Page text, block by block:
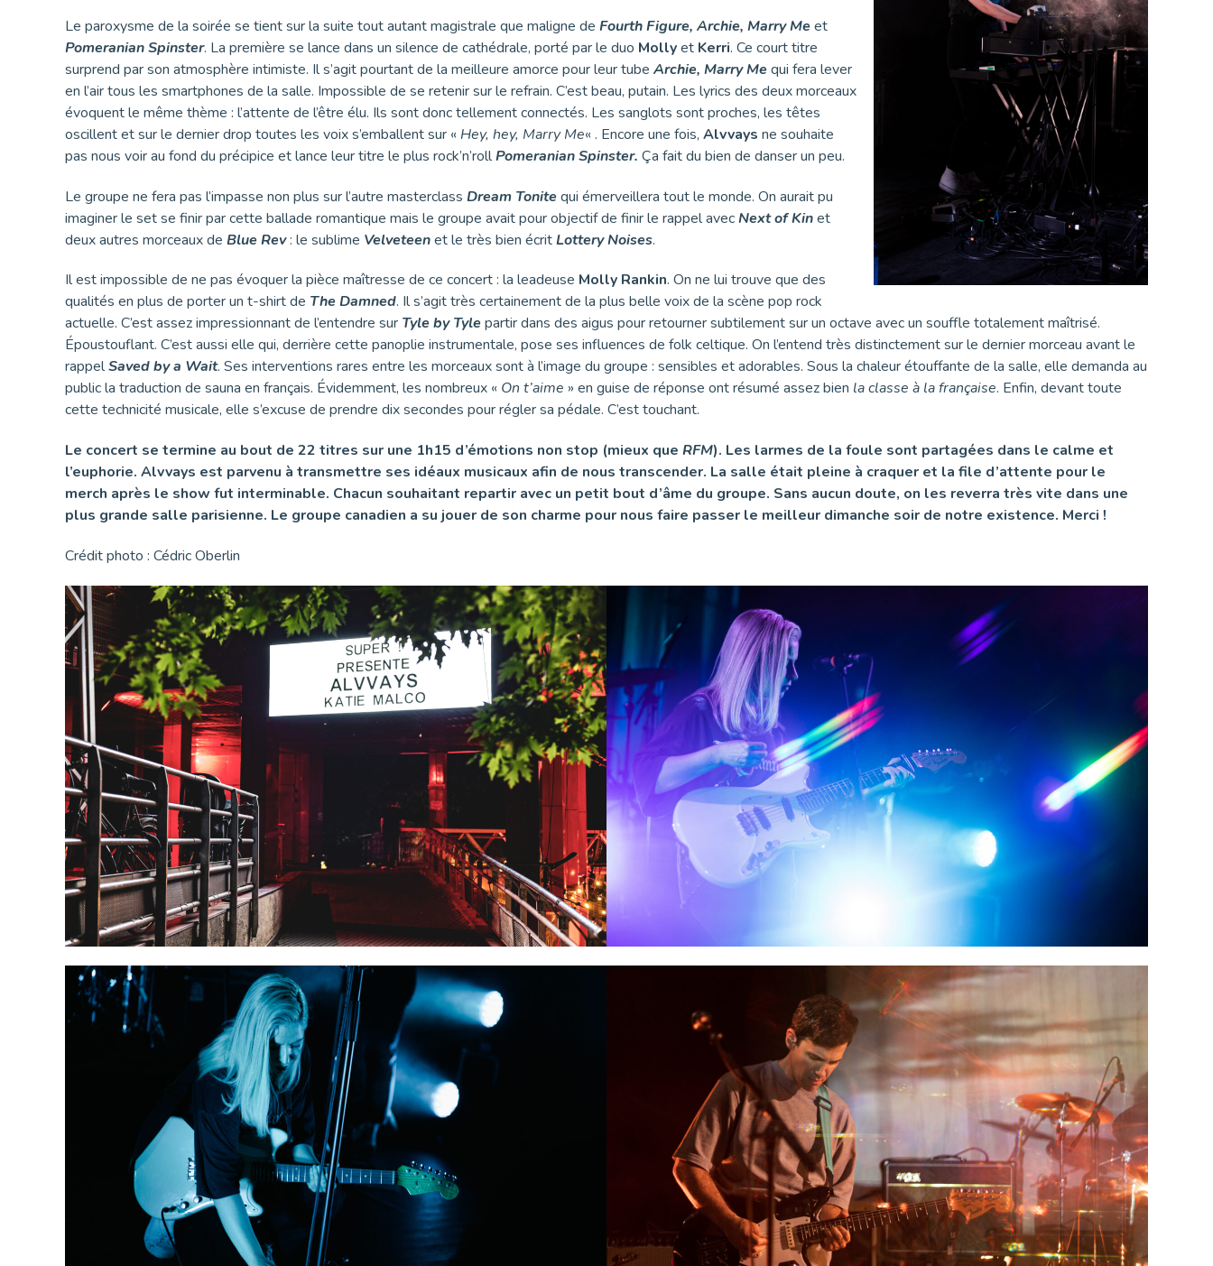
Le paroxysme de la soirée se tient sur la suite tout autant magistrale que maligne de Fourth Figure, Archie, Marry Meet
Pomeranian Spinster. La première se lance dans un silence de cathédrale, porté par le duo Mollyet Kerri. Ce court titre
surprend par son atmosphère intimiste. Il s’agit pourtant de la meilleure amorce pour leur tube Archie, Marry Mequi fera lever
en l’air tous les smartphones de la salle. Impossible de se retenir sur le refrain. C’est beau, putain. Les lyrics des deux morceaux
évoquent le même thème : l’attente de l’être élu. Ils sont donc tellement connectés. Les sanglots sont proches, les têtes
oscillent et sur le dernier drop toutes les voix s’emballent sur « Hey, hey, Marry Me« . Encore une fois, Alvvays ne souhaite
pas nous voir au fond du précipice et lance leur titre le plus rock’n’rollPomeranian Spinster. Ça fait du bien de danser un peu.
Le groupe ne fera pas l’impasse non plus sur l’autre masterclass Dream Tonitequi émerveillera tout le monde. On aurait pu
imaginer le set se finir par cette ballade romantique mais le groupe avait pour objectif de finir le rappel avecNext of Kinet
deux autres morceaux de Blue Rev: le sublime Velveteenet le très bien écritLottery Noises.
Il est impossible de ne pas évoquer la pièce maîtresse de ce concert : la leadeuse Molly Rankin. On ne lui trouve que des
qualités en plus de porter un t-shirt de The Damned. Il s’agit très certainement de la plus belle voix de la scène pop rock
actuelle. C’est assez impressionnant de l’entendre sur Tyle by Tylepartir dans des aigus pour retourner subtilement sur un octave avec un souffle totalement maîtrisé.
Époustouflant. C’est aussi elle qui, derrière cette panoplie instrumentale, pose ses influences de folk celtique. On l’entend très distinctement sur le dernier morceau avant le
rappelSaved by a Wait. Ses interventions rares entre les morceaux sont à l’image du groupe : sensibles et adorables. Sous la chaleur étouffante de la salle, elle demanda au
public la traduction de sauna en français. Évidemment, les nombreux « On t’aime » en guise de réponse ont résumé assez bien la classe à la française. Enfin, devant toute
cette technicité musicale, elle s’excuse de prendre dix secondes pour régler sa pédale. C’est touchant.
Le concert se termine au bout de 22 titres sur une 1h15 d’émotions non stop (mieux que RFM). Les larmes de la foule sont partagées dans le calme et
l’euphorie. Alvvays est parvenu à transmettre ses idéaux musicaux afin de nous transcender. La salle était pleine à craquer et la file d’attente pour le
merch après le show fut interminable. Chacun souhaitant repartir avec un petit bout d’âme du groupe. Sans aucun doute, on les reverra très vite dans une
plus grande salle parisienne. Le groupe canadien a su jouer de son charme pour nous faire passer le meilleur dimanche soir de notre existence. Merci !
Crédit photo : Cédric Oberlin